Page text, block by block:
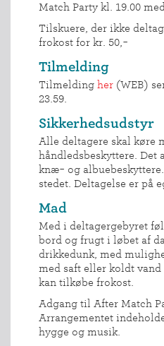
Match Party kl. 19.00
Tilskuere, der ikke
frokost for kr. 50,-
Tilmelding
Tilmelding her (WEB)
23.59.
Sikkerhedsudstyr
Alle deltagere skal køre
håndledsbeskyttere. Det
knæ- og
stedet. Deltagelse er på
Mad
Med i deltagergebyret
bord og frugt i løbet af
drikkedunk, med
med saft eller koldt
kan tilkøbe frokost.
Adgang til After Match
Arrangementet
hygge og musik.